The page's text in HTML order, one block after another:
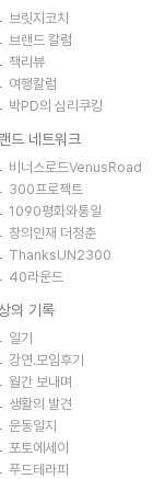
브릿지코치
브랜드 칼럼
책리뷰
여행칼럼
박PD의 심리쿠킹
드 네트워크
비너스로드VenusRoad
300프로젝트
1090평화와통일
창의인재 더청춘
ThanksUN2300
40라운드
의 기록
일기
강연.모임후기
월간 보내며
생활의 발견
운동일지
포토에세이
푸드테라피